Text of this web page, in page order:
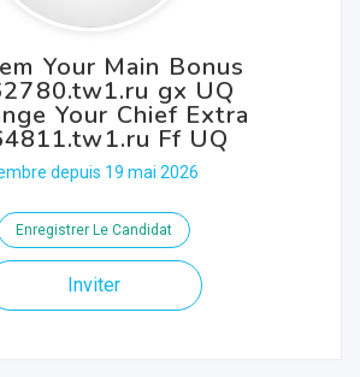
Your Main Bonus
gx UQ
Your Chief Extra
Ff UQ
depuis 19 mai 2026
Enregistrer Le Candidat
Inviter